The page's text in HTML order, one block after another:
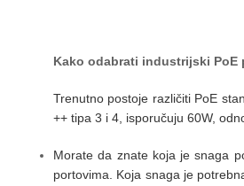
Kako odabrati industrijski PoE
Trenutno postoje različiti PoE
++ tipa 3 i 4, isporučuju 60W,
Morate da znate koja je snaga
portovima. Koja snaga je